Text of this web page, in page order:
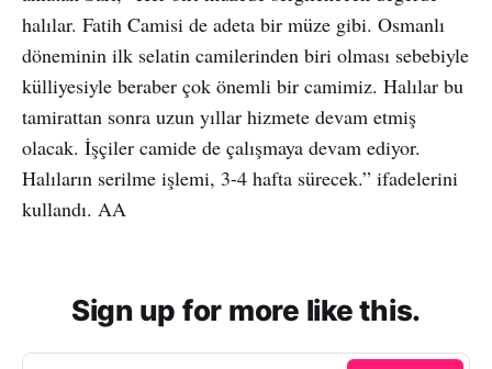
halılar. Fatih Camisi de adeta bir müze gibi. Osmanlı
döneminin ilk selatin camilerinden biri olması sebebiyle
külliyesiyle beraber çok önemli bir camimiz. Halılar bu
tamirattan sonra uzun yıllar hizmete devam etmiş
olacak. İşçiler camide de çalışmaya devam ediyor.
Halıların serilme işlemi, 3-4 hafta sürecek.” ifadelerini
kullandı. AA
Sign up for more like this.